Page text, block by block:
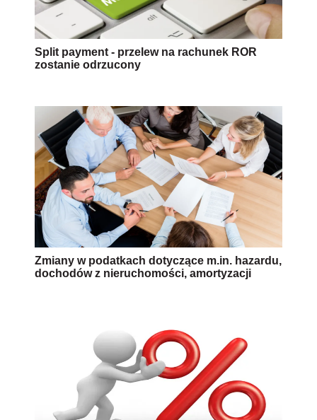
Split payment - przelew na rachunek ROR
zostanie odrzucony
Zmiany w podatkach dotyczące m.in. hazardu,
dochodów z nieruchomości, amortyzacji